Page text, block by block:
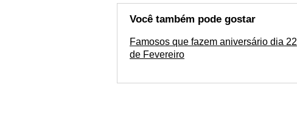
Você também pode gostar
Famosos que fazem aniversário dia 22
de Fevereiro